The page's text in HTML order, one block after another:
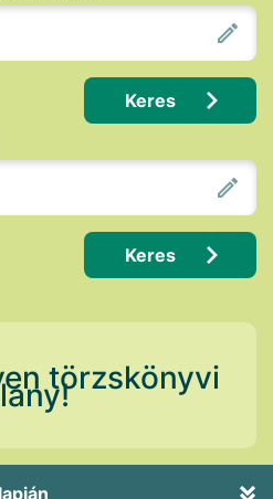
Keres
Keres
törzskönyvi